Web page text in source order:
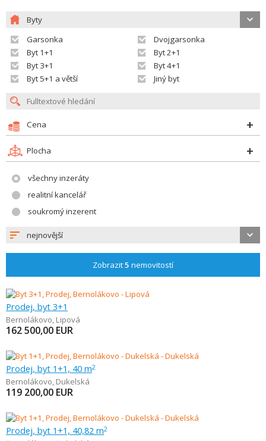
Byty
Garsonka
Dvojgarsonka
Byt 1+1
Byt 2+1
Byt 3+1
Byt 4+1
Byt 5+1 a větší
Jiný byt
Cena
Plocha
všechny inzeráty
realitní kancelář
soukromý inzerent
nejnovější
Zobrazit5 nemovitostí
Prodej, byt 3+1
Bernolákovo, Lipová
162 500,00 EUR
Prodej, byt 1+1, 40 m2
Bernolákovo, Dukelská
119 200,00 EUR
Prodej, byt 1+1, 40,82 m2